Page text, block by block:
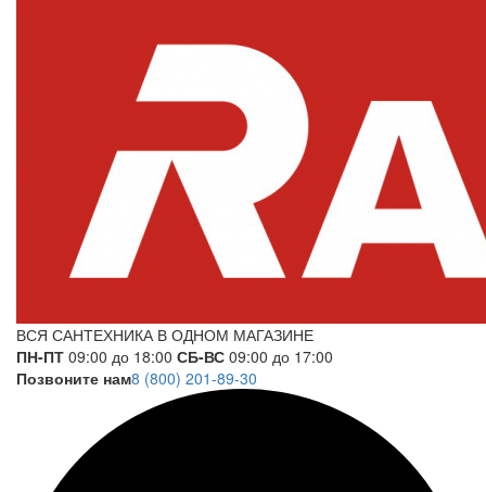
ВСЯ САНТЕХНИКА В ОДНОМ МАГАЗИНЕ
ПН-ПТ 09:00 до 18:00 СБ-ВС 09:00 до 17:00
Позвоните нам8 (800) 201-89-30